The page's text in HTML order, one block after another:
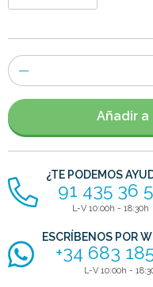
Número
de
artículos
Añadir a
¿TE PODEMOS
91 435 36
L-V 10:00h - 18:30h
ESCRÍBENOS POR
+34 683
L-V 10:00h -